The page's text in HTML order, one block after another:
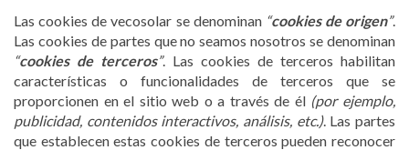
Las cookies de vecosolar se denominan “cookies de origen”.
Las cookies de partes que no seamos nosotros se denominan
“cookies de terceros”. Las cookies de terceros habilitan
características o funcionalidades de terceros que se
proporcionen en el sitio web o a través de él (por ejemplo,
publicidad, contenidos interactivos, análisis, etc.). Las partes
que establecen estas cookies de terceros pueden reconocer